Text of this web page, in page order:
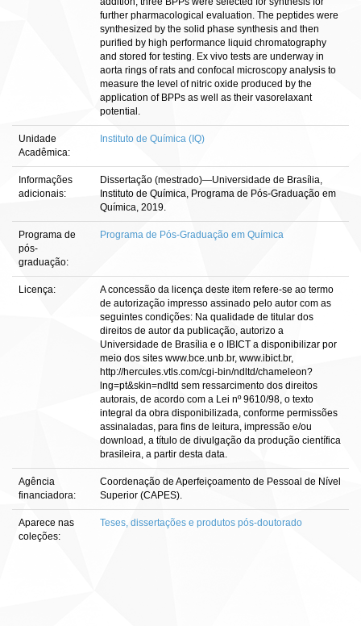
further pharmacological evaluation. The peptides were
synthesized by the solid phase synthesis and then
purified by high performance liquid chromatography
and stored for testing. Ex vivo tests are underway in
aorta rings of rats and confocal microscopy analysis to
measure the level of nitric oxide produced by the
application of BPPs as well as their vasorelaxant
potential.
Unidade
Acadêmica:
Instituto de Química (IQ)
Informações
adicionais:
Dissertação (mestrado)—Universidade de Brasília,
Instituto de Química, Programa de Pós-Graduação em
Química, 2019.
Programa de
pós-
graduação:
Programa de Pós-Graduação em Química
Licença:
A concessão da licença deste item refere-se ao termo
de autorização impresso assinado pelo autor com as
seguintes condições: Na qualidade de titular dos
direitos de autor da publicação, autorizo a
Universidade de Brasília e o IBICT a disponibilizar por
meio dos sites www.bce.unb.br, www.ibict.br,
http://hercules.vtls.com/cgi-bin/ndltd/chameleon?
lng=pt&skin=ndltd sem ressarcimento dos direitos
autorais, de acordo com a Lei nº 9610/98, o texto
integral da obra disponibilizada, conforme permissões
assinaladas, para fins de leitura, impressão e/ou
download, a título de divulgação da produção científica
brasileira, a partir desta data.
Agência
financiadora:
Coordenação de Aperfeiçoamento de Pessoal de Nível
Superior (CAPES).
Aparece nas
coleções:
Teses, dissertações e produtos pós-doutorado